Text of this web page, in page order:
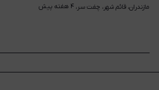
مازندران، قائم شهر، چفت سر، ۴ هفته پیش